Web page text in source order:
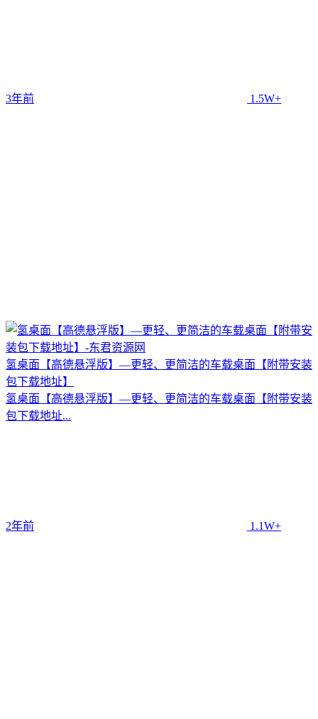
3年前 1.5W+
氢桌面【高德悬浮版】—更轻、更简洁的车载桌面【附带安装
包下载地址】
氢桌面【高德悬浮版】—更轻、更简洁的车载桌面【附带安装
包下载地址...
2年前 1.1W+